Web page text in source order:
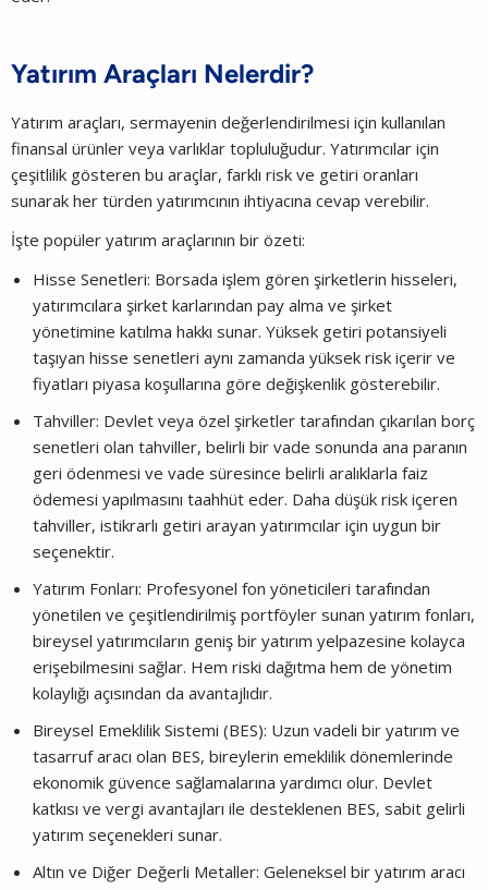
Yatırım Araçları Nelerdir?
Yatırım araçları, sermayenin değerlendirilmesi için kullanılan
finansal ürünler veya varlıklar topluluğudur. Yatırımcılar için
çeşitlilik gösteren bu araçlar, farklı risk ve getiri oranları
sunarak her türden yatırımcının ihtiyacına cevap verebilir.
İşte popüler yatırım araçlarının bir özeti:
Hisse Senetleri: Borsada işlem gören şirketlerin hisseleri,
yatırımcılara şirket karlarından pay alma ve şirket
yönetimine katılma hakkı sunar. Yüksek getiri potansiyeli
taşıyan hisse senetleri aynı zamanda yüksek risk içerir ve
fiyatları piyasa koşullarına göre değişkenlik gösterebilir.
Tahviller: Devlet veya özel şirketler tarafından çıkarılan borç
senetleri olan tahviller, belirli bir vade sonunda ana paranın
geri ödenmesi ve vade süresince belirli aralıklarla faiz
ödemesi yapılmasını taahhüt eder. Daha düşük risk içeren
tahviller, istikrarlı getiri arayan yatırımcılar için uygun bir
seçenektir.
Yatırım Fonları: Profesyonel fon yöneticileri tarafından
yönetilen ve çeşitlendirilmiş portföyler sunan yatırım fonları,
bireysel yatırımcıların geniş bir yatırım yelpazesine kolayca
erişebilmesini sağlar. Hem riski dağıtma hem de yönetim
kolaylığı açısından da avantajlıdır.
Bireysel Emeklilik Sistemi (BES): Uzun vadeli bir yatırım ve
tasarruf aracı olan BES, bireylerin emeklilik dönemlerinde
ekonomik güvence sağlamalarına yardımcı olur. Devlet
katkısı ve vergi avantajları ile desteklenen BES, sabit gelirli
yatırım seçenekleri sunar.
Altın ve Diğer Değerli Metaller: Geleneksel bir yatırım aracı